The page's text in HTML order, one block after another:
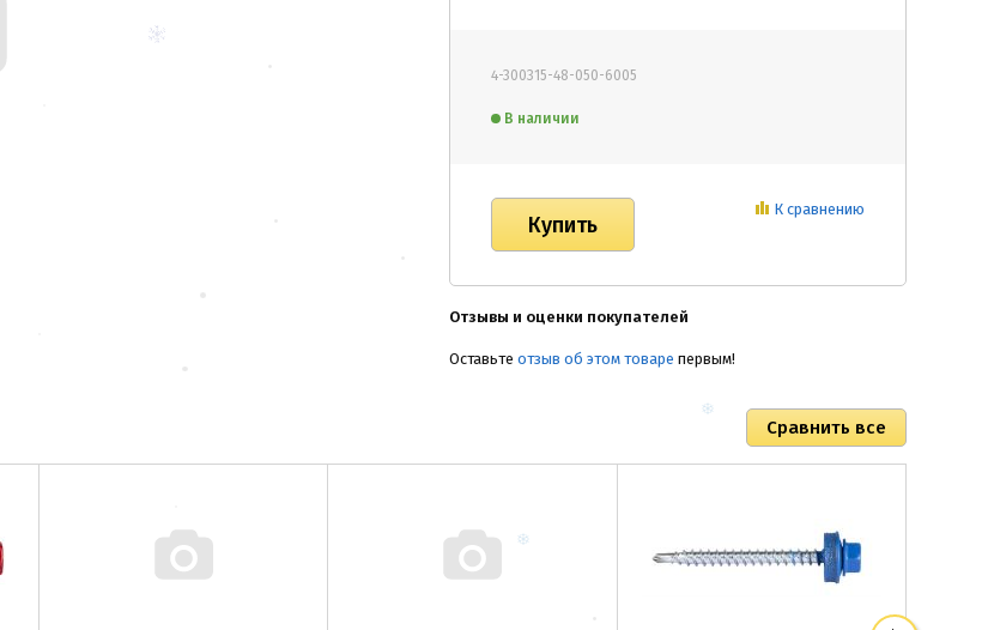
4-300315-48-050-6005
В наличии
К сравнению
Отзывы и оценки покупателей
Оставьте отзыв об этом товаре первым!